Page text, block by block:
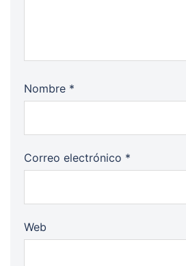
Nombre *
Correo electrónico *
Web